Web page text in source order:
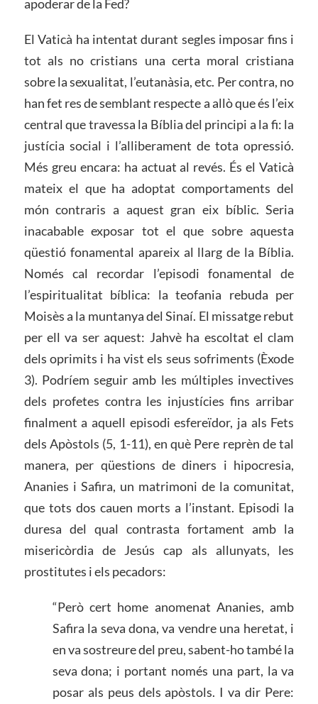
apoderar de la Fed?
El Vaticà ha intentat durant segles imposar fins i
tot als no cristians una certa moral cristiana
sobre la sexualitat, l’eutanàsia, etc. Per contra, no
han fet res de semblant respecte a allò que és l’eix
central que travessa la Bíblia del principi a la fi: la
justícia social i l’alliberament de tota opressió.
Més greu encara: ha actuat al revés. És el Vaticà
mateix el que ha adoptat comportaments del
món contraris a aquest gran eix bíblic. Seria
inacabable exposar tot el que sobre aquesta
qüestió fonamental apareix al llarg de la Bíblia.
Només cal recordar l’episodi fonamental de
l’espiritualitat bíblica: la teofania rebuda per
Moisès a la muntanya del Sinaí. El missatge rebut
per ell va ser aquest: Jahvè ha escoltat el clam
dels oprimits i ha vist els seus sofriments (Èxode
3). Podríem seguir amb les múltiples invectives
dels profetes contra les injustícies fins arribar
finalment a aquell episodi esfereïdor, ja als Fets
dels Apòstols (5, 1-11), en què Pere reprèn de tal
manera, per qüestions de diners i hipocresia,
Ananies i Safira, un matrimoni de la comunitat,
que tots dos cauen morts a l’instant. Episodi la
duresa del qual contrasta fortament amb la
misericòrdia de Jesús cap als allunyats, les
prostitutes i els pecadors:
“Però cert home anomenat Ananies, amb
Safira la seva dona, va vendre una heretat, i
en va sostreure del preu, sabent-ho també la
seva dona; i portant només una part, la va
posar als peus dels apòstols. I va dir Pere: